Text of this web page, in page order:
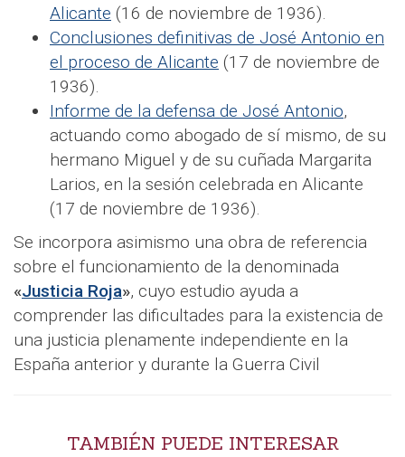
Alicante (16 de noviembre de 1936).
Conclusiones definitivas de José Antonio en
el proceso de Alicante (17 de noviembre de
1936).
Informe de la defensa de José Antonio,
actuando como abogado de sí mismo, de su
hermano Miguel y de su cuñada Margarita
Larios, en la sesión celebrada en Alicante
(17 de noviembre de 1936).
Se incorpora asimismo una obra de referencia
sobre el funcionamiento de la denominada
«Justicia Roja», cuyo estudio ayuda a
comprender las dificultades para la existencia de
una justicia plenamente independiente en la
España anterior y durante la Guerra Civil
TAMBIÉN PUEDE INTERESAR